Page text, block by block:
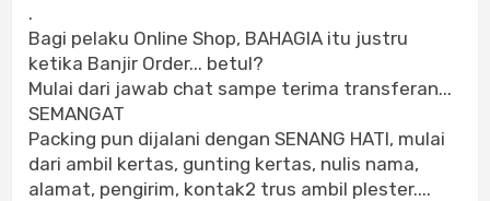
.
Bagi pelaku Online Shop, BAHAGIA itu justru
ketika Banjir Order... betul?
Mulai dari jawab chat sampe terima transferan...
SEMANGAT
Packing pun dijalani dengan SENANG HATI, mulai
dari ambil kertas, gunting kertas, nulis nama,
alamat, pengirim, kontak2 trus ambil plester....